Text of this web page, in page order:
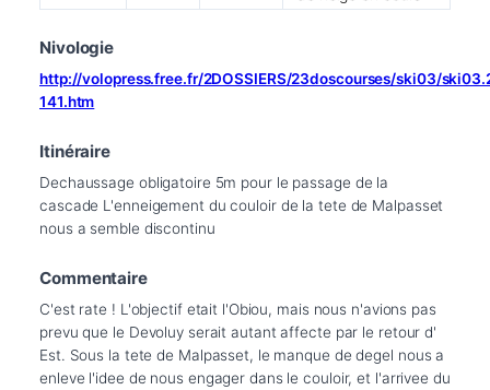
Nivologie
http://volopress.free.fr/2DOSSIERS/23doscourses/ski03/
141.htm
Itinéraire
Dechaussage obligatoire 5m pour le passage de la
cascade L'enneigement du couloir de la tete de Malpasset
nous a semble discontinu
Commentaire
C'est rate ! L'objectif etait l'Obiou, mais nous n'avions pas
prevu que le Devoluy serait autant affecte par le retour d'
Est. Sous la tete de Malpasset, le manque de degel nous a
enleve l'idee de nous engager dans le couloir, et l'arrivee du